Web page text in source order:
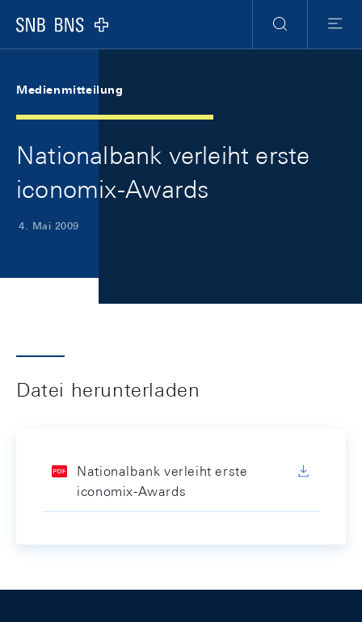
Logo
Suche
Menu
Medienmitteilung
Nationalbank verleiht erste
iconomix-Awards
4. Mai 2009
Datei herunterladen
Nationalbank verleiht erste
iconomix-Awards